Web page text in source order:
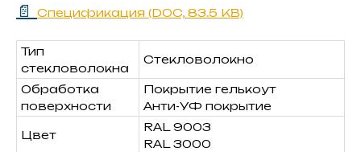
📄 Спецификация (DOC, 83.5 KB)
Тип
стекловолокна
Стекловолокно
Обработка
поверхности
Покрытие гелькоут
Анти-УФ покрытие
Цвет
RAL 9003
RAL 3000